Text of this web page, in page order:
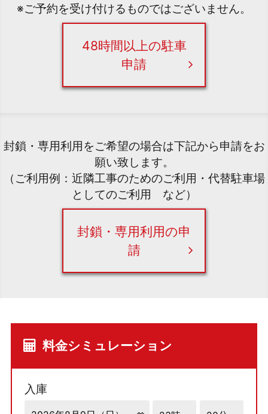
※ご予約を受け付けるものではございません。
48時間以上の駐車
申請
封鎖・専用利用をご希望の場合は下記から申請をお
願い致します。
（ご利用例：近隣工事のためのご利用・代替駐車場
としてのご利用 など）
封鎖・専用利用の申
請
料金シミュレーション
入庫